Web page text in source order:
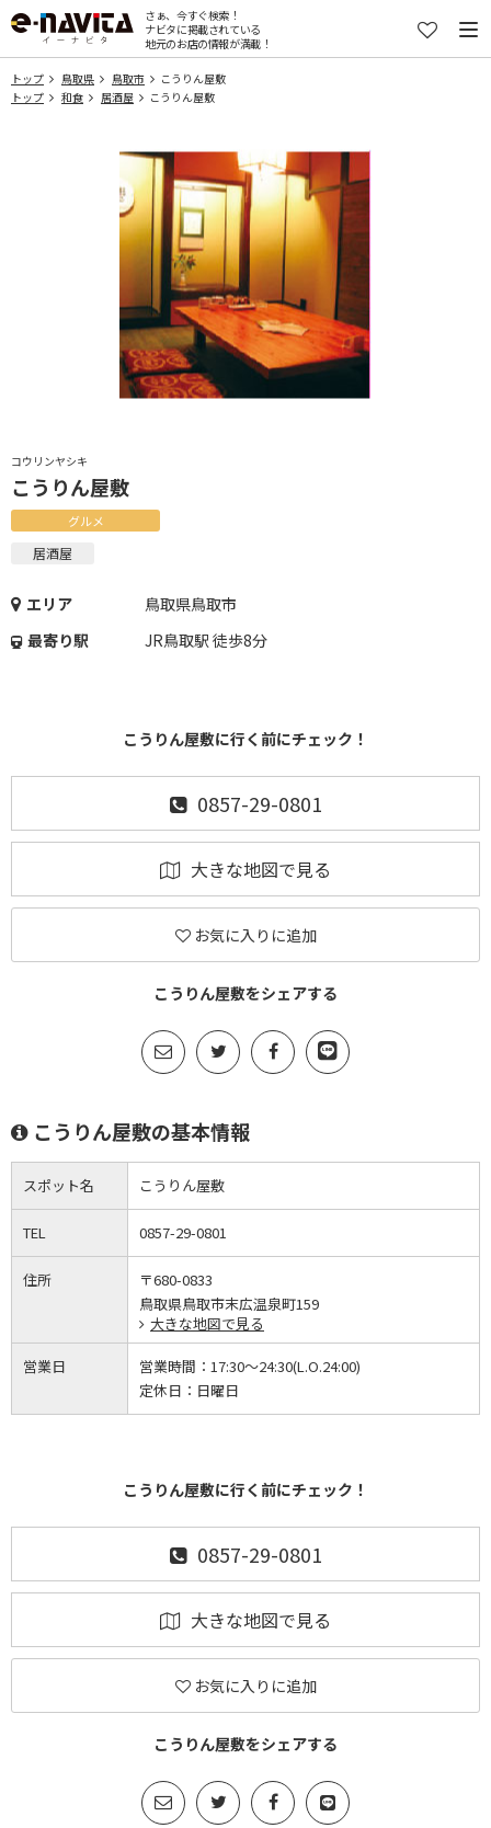
さぁ、今すぐ検索！
ナビタに掲載されている
地元のお店の情報が満載！
トップ 鳥取県 鳥取市
こうりん屋敷
トップ
和食 居酒屋 こうりん屋敷
コウリンヤシキ
こうりん屋敷
グルメ
居酒屋
エリア
鳥取県鳥取市
最寄り駅
JR鳥取駅 徒歩8分
こうりん屋敷に行く前にチェック！
0857-29-0801
大きな地図で見る
お気に入りに追加
こうりん屋敷をシェアする
こうりん屋敷の基本情報
スポット名 こうりん屋敷
TEL 0857-29-0801
住所
〒680-0833
鳥取県鳥取市末広温泉町159
大きな地図で見る
営業日 営業時間： 17:30～24:30(L.O.24:00)
定休日： 日曜日
こうりん屋敷に行く前にチェック！
0857-29-0801
大きな地図で見る
お気に入りに追加
こうりん屋敷をシェアする